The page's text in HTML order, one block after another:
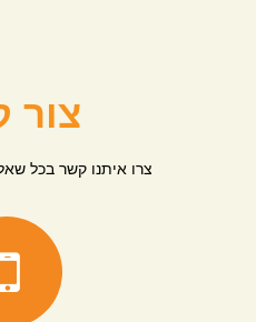
צור
צרו איתנו קשר בכל